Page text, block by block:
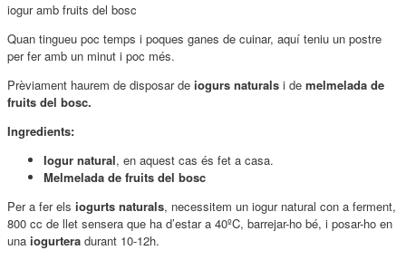
iogur amb fruits del bosc
Quan tingueu poc temps i poques ganes de cuinar, aquí teniu un postre
per fer amb un minut i poc més.
Prèviament haurem de disposar de iogurs naturals i de melmelada de
fruits del bosc.
Ingredients:
Iogur natural, en aquest cas és fet a casa.
Melmelada de fruits del bosc
Per a fer els iogurts naturals, necessitem un iogur natural con a ferment,
800 cc de llet sensera que ha d’estar a 40ºC, barrejar-ho bé, i posar-ho en
una iogurtera durant 10-12h.